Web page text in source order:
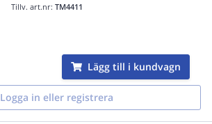
Tillv. art.nr:TM4411
Lägg till i kundvagn
Logga in eller registrera